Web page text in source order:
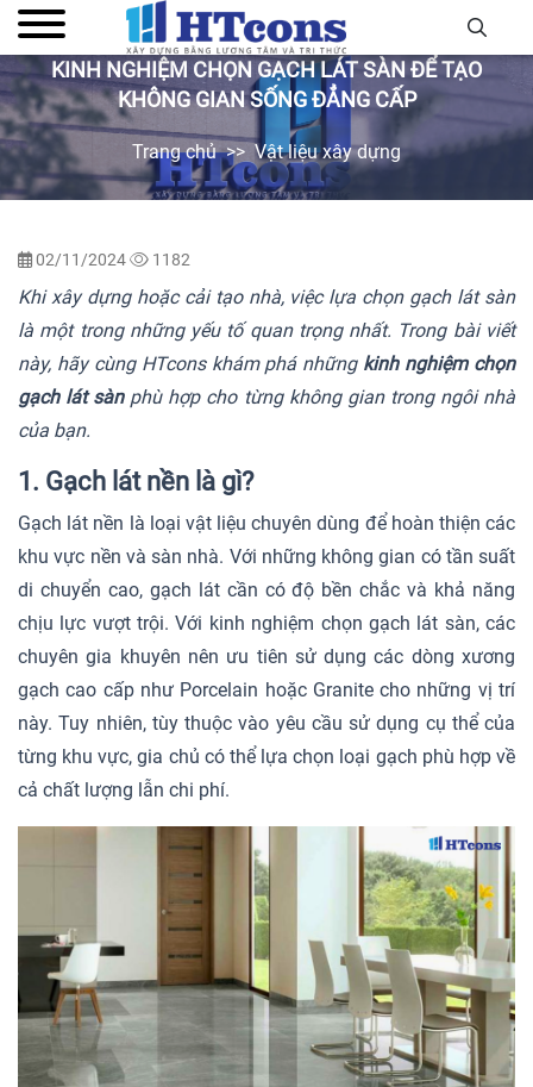
KINH NGHIỆM CHỌN GẠCH LÁT SÀN ĐỂ TẠO
KHÔNG GIAN SỐNG ĐẲNG CẤP
Trang chủ Vật liệu xây dựng
02/11/2024 1182
Khi xây dựng hoặc cải tạo nhà, việc lựa chọn gạch lát sàn
là một trong những yếu tố quan trọng nhất. Trong bài viết
này, hãy cùng HTcons khám phá những kinh nghiệm chọn
gạch lát sànphù hợp cho từng không gian trong ngôi nhà
của bạn.
1. Gạch lát nền là gì?
Gạch lát nền là loại vật liệu chuyên dùng để hoàn thiện các
khu vực nền và sàn nhà. Với những không gian có tần suất
di chuyển cao, gạch lát cần có độ bền chắc và khả năng
chịu lực vượt trội. Với kinh nghiệm chọn gạch lát sàn, các
chuyên gia khuyên nên ưu tiên sử dụng các dòng xương
gạch cao cấp như Porcelain hoặc Granite cho những vị trí
này. Tuy nhiên, tùy thuộc vào yêu cầu sử dụng cụ thể của
từng khu vực, gia chủ có thể lựa chọn loại gạch phù hợp về
cả chất lượng lẫn chi phí.